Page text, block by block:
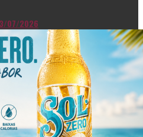
07/2026